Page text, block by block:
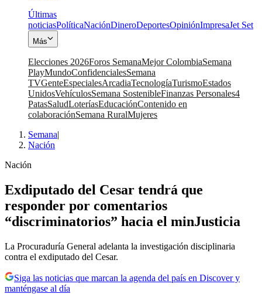
Últimas
noticiasPolíticaNaciónDineroDeportesOpiniónImpresaJet Set
Más
Elecciones 2026Foros SemanaMejor ColombiaSemana
PlayMundoConfidencialesSemana
TVGenteEspecialesArcadiaTecnologíaTurismoEstados
UnidosVehículosSemana SostenibleFinanzas Personales4
PatasSaludLoteríasEducaciónContenido en
colaboraciónSemana RuralMujeres
Semana|
Nación
Nación
Exdiputado del Cesar tendrá que
responder por comentarios
“discriminatorios” hacia el minJusticia
La Procuraduría General adelanta la investigación disciplinaria
contra el exdiputado del Cesar.
Siga las noticias que marcan la agenda del país en Discover y
manténgase al día